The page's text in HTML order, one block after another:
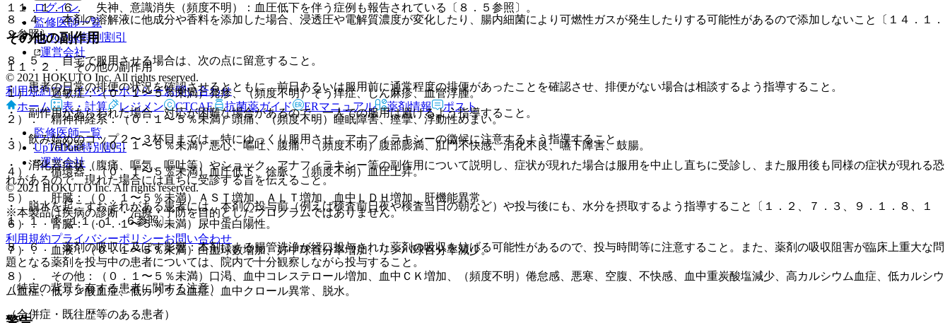
８．４． 本剤の溶解液に他成分や香料を添加した場合、浸透圧や電解質濃度が変化したり、腸内細菌により可燃性ガスが発生したりする可能性があるので添加しないこと〔１４．１．
２参照〕。
８．５． 自宅で服用させる場合は、次の点に留意すること。
・ 患者の日常の排便の状況を確認させるとともに、前日あるいは服用前に通常程度の排便があったことを確認させ、排便がない場合は相談するよう指導すること。
・ 副作用があらわれた場合、対応が困難な場合があるので、一人での服用は避けるよう指導すること。
・ 飲み始めのコップ２〜３杯目までは、特にゆっくり服用させ、アナフィラキシーの徴候に注意するよう指導すること。
・ 消化器症状（腹痛、嘔気、嘔吐等）やショック、アナフィラキシー等の副作用について説明し、症状が現れた場合は服用を中止し直ちに受診し、また服用後も同様の症状が現れる恐
れがあるので、現れた場合には直ちに受診する旨を伝えること。
・ 脱水を起こすおそれがある患者には、本剤の投与前（例えば検査前日夜や検査当日の朝など）や投与後にも、水分を摂取するよう指導すること〔１．２、７．３、９．１．８、１
１．１．１−１１．１．６参照〕。
８．６． 薬剤の吸収に及ぼす影響：本剤による腸管洗浄が経口投与された薬剤の吸収を妨げる可能性があるので、投与時間等に注意すること。また、薬剤の吸収阻害が臨床上重大な問
題となる薬剤を投与中の患者については、院内で十分観察しながら投与すること。
（特定の背景を有する患者に関する注意）
（合併症・既往歴等のある患者）
１１．１．６． 失神、意識消失（頻度不明）：血圧低下を伴う症例も報告されている〔８．５参照〕。
その他の副作用
１１．２． その他の副作用
１）． 過敏症：（０．１〜５％未満）発疹、（頻度不明）そう痒症、じん麻疹、血管浮腫。
２）． 精神神経系：（０．１〜５％未満）頭痛、（頻度不明）睡眠障害、痙攣、浮動性めまい。
３）． 消化器：（０．１〜５％未満）悪心、嘔吐、腹痛、（頻度不明）腹部膨満、肛門不快感、消化不良、嚥下障害、鼓腸。
４）． 循環器：（０．１〜５％未満）血圧低下、徐脈、（頻度不明）血圧上昇。
５）． 肝臓：（０．１〜５％未満）ＡＳＴ増加、ＡＬＴ増加、血中ＬＤＨ増加、肝機能異常。
６）． 腎臓：（０．１〜５％未満）尿中蛋白陽性。
７）． 血液：（０．１〜５％未満）白血球数増加、好中球百分率増加、リンパ球百分率減少。
８）． その他：（０．１〜５％未満）口渇、血中コレステロール増加、血中ＣＫ増加、（頻度不明）倦怠感、悪寒、空腹、不快感、血中重炭酸塩減少、高カルシウム血症、低カルシウ
ム血症、低リン酸血症、低カリウム血症、血中クロール異常、脱水。
ログイン
監修医師一覧
UpToDate特別割引
運営会社
© 2021 HOKUTO Inc. All rights reserved.
利用規約プライバシーポリシーお問い合わせ
ホーム
表・計算 レジメン CTCAE 抗菌薬ガイド ERマニュアル 薬剤情報 ポスト
監修医師一覧
UpToDate特別割引
運営会社
© 2021 HOKUTO Inc. All rights reserved.
※本製品は疾病の診断・治療・予防を目的としたプログラムではありません。
利用規約プライバシーポリシーお問い合わせ